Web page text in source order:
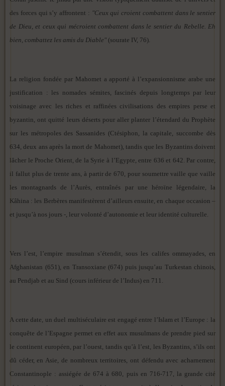
des forces qui s’y affrontent : "Ceux qui croient combattent dans le sentier
de Dieu, et ceux qui mécroient combattent dans le sentier du Rebelle. Eh
bien, combattez les amis du Diable" (sourate IV, 76).
La religion fondée par Mahomet a apporté à l’expansionnisme arabe une
justification : les nomades sémites, fascinés depuis longtemps par leur
voisinage avec les riches et raffinées civilisations des empires perse et
byzantin, ont quitté leurs déserts pour aller planter l’étendard du Prophète
sur les métropoles des Sassanides (Ctésiphon, la capitale, succombe dès
634, deux ans après la mort de Mahomet), tandis que les Byzantins doivent
lâcher le Proche Orient, de la Syrie à l’Egypte, entre 636 et 642. Par contre,
il fallut plus de trente ans, à partir de 670, pour soumettre vaille que vaille
les montagnards de l’Aurès, entraînés par une héroïne légendaire, la
Kâhina : les Berbères manifestèrent d’ailleurs ensuite, en chaque occasion –
et jusqu’à nos jours -, leur volonté d’autonomie et leur identité culturelle.
Vers l’est, l’empire musulman s’étendit, sous les califes ommayades, en
Afghanistan (651), en Transoxiane (674) puis jusqu’au Turkestan chinois,
au Pendjab et au Sind (cours inférieur de l’Indus) en 711.
A cette date, un duel multiséculaire est engagé entre l’Islam et l’Europe : la
conquête de l’Espagne permet en effet aux musulmans de prendre pied sur
le continent européen, par l’ouest, tandis qu’à l’est, les Byzantins, s’ils ont
dû céder, en Asie, de nombreux territoires, ont défendu avec acharnement
Constantinople : assiégée de 674 à 680, puis en 716-717, la grande cité